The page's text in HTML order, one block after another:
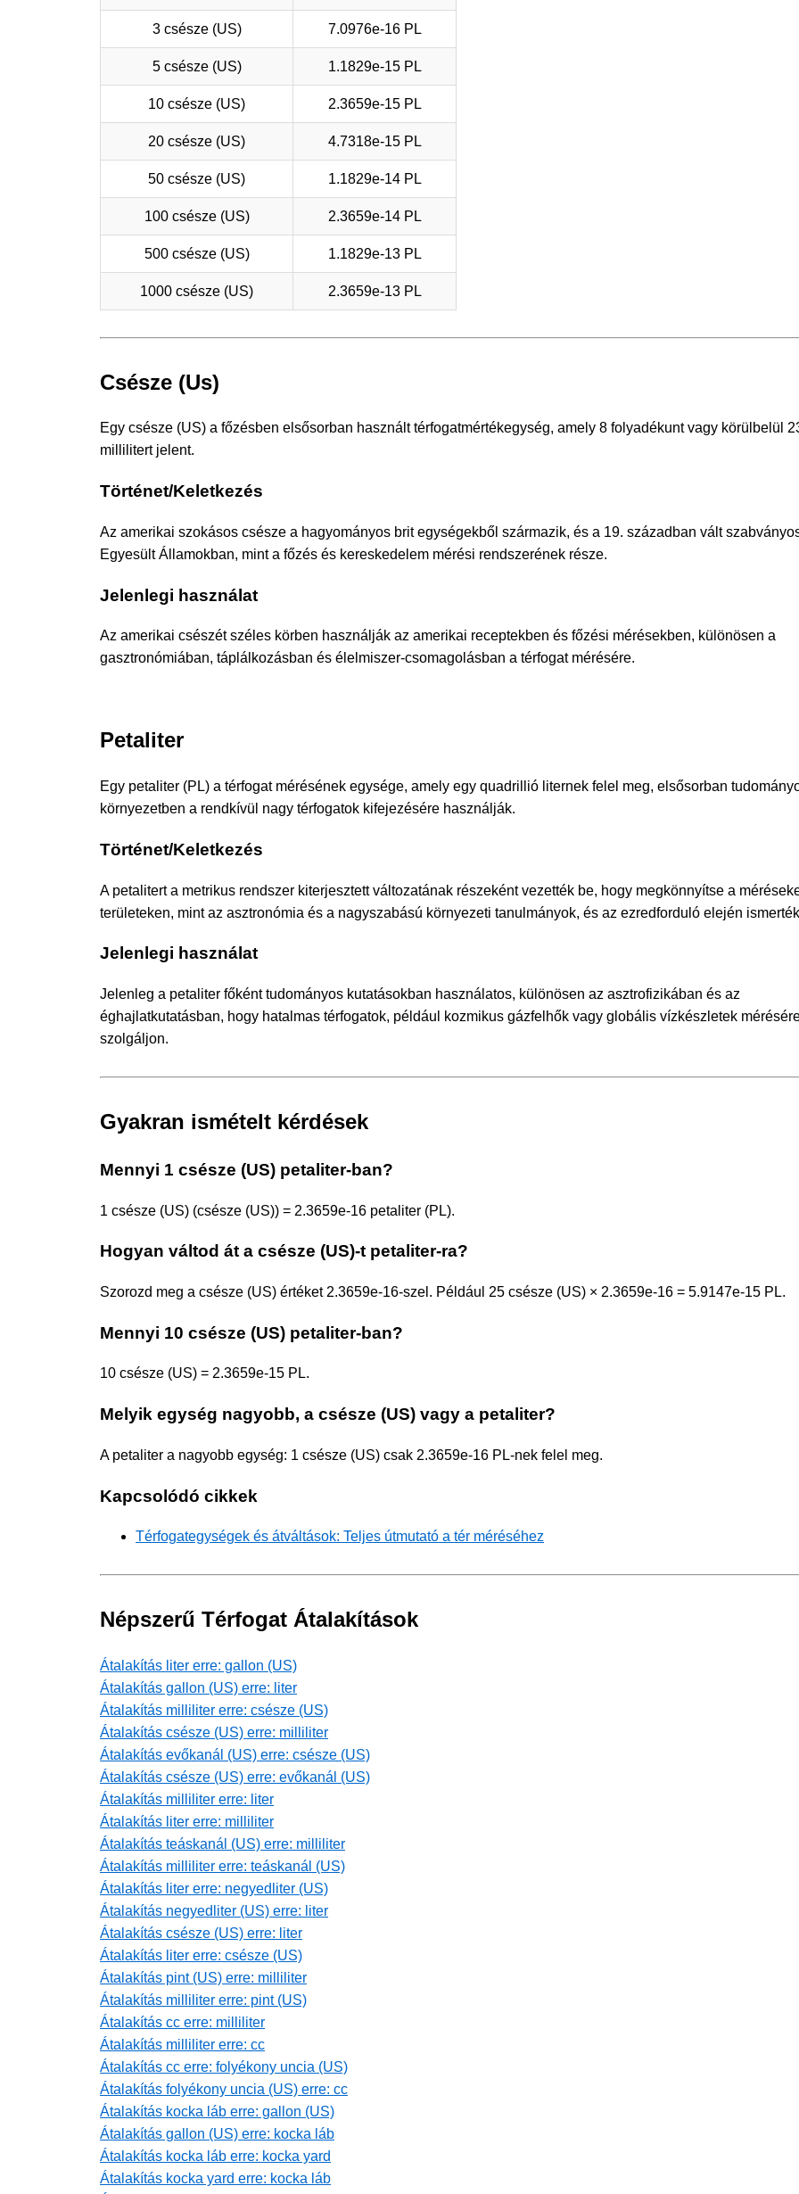
3 csésze (US) 7.0976e-16 PL
5 csésze (US) 1.1829e-15 PL
10 csésze (US) 2.3659e-15 PL
20 csésze (US) 4.7318e-15 PL
50 csésze (US) 1.1829e-14 PL
100 csésze (US) 2.3659e-14 PL
500 csésze (US) 1.1829e-13 PL
1000 csésze (US) 2.3659e-13 PL
Csésze (Us)
Egy csésze (US) a főzésben elsősorban használt térfogatmértékegység, amely 8 folyadékunt vagy körülbelül
millilitert jelent.
Történet/Keletkezés
Az amerikai szokásos csésze a hagyományos brit egységekből származik, és a 19. században vált
Egyesült Államokban, mint a főzés és kereskedelem mérési rendszerének része.
Jelenlegi használat
Az amerikai csészét széles körben használják az amerikai receptekben és főzési mérésekben, különösen a
gasztronómiában, táplálkozásban és élelmiszer-csomagolásban a térfogat mérésére.
Petaliter
Egy petaliter (PL) a térfogat mérésének egysége, amely egy quadrillió liternek felel meg, elsősorban
környezetben a rendkívül nagy térfogatok kifejezésére használják.
Történet/Keletkezés
A petalitert a metrikus rendszer kiterjesztett változatának részeként vezették be, hogy megkönnyítse a
területeken, mint az asztronómia és a nagyszabású környezeti tanulmányok, és az ezredforduló elején
Jelenlegi használat
Jelenleg a petaliter főként tudományos kutatásokban használatos, különösen az asztrofizikában és az
éghajlatkutatásban, hogy hatalmas térfogatok, például kozmikus gázfelhők vagy globális vízkészletek
szolgáljon.
Gyakran ismételt kérdések
Mennyi 1 csésze (US) petaliter-ban?
1 csésze (US) (csésze (US)) = 2.3659e-16 petaliter (PL).
Hogyan váltod át a csésze (US)-t petaliter-ra?
Szorozd meg a csésze (US) értéket 2.3659e-16-szel. Például 25 csésze (US) × 2.3659e-16 = 5.9147e-15 PL.
Mennyi 10 csésze (US) petaliter-ban?
10 csésze (US) = 2.3659e-15 PL.
Melyik egység nagyobb, a csésze (US) vagy a petaliter?
A petaliter a nagyobb egység: 1 csésze (US) csak 2.3659e-16 PL-nek felel meg.
Kapcsolódó cikkek
Térfogategységek és átváltások: Teljes útmutató a tér méréséhez
Népszerű Térfogat Átalakítások
Átalakítás liter erre: gallon (US)
Átalakítás gallon (US) erre: liter
Átalakítás milliliter erre: csésze (US)
Átalakítás csésze (US) erre: milliliter
Átalakítás evőkanál (US) erre: csésze (US)
Átalakítás csésze (US) erre: evőkanál (US)
Átalakítás milliliter erre: liter
Átalakítás liter erre: milliliter
Átalakítás teáskanál (US) erre: milliliter
Átalakítás milliliter erre: teáskanál (US)
Átalakítás liter erre: negyedliter (US)
Átalakítás negyedliter (US) erre: liter
Átalakítás csésze (US) erre: liter
Átalakítás liter erre: csésze (US)
Átalakítás pint (US) erre: milliliter
Átalakítás milliliter erre: pint (US)
Átalakítás cc erre: milliliter
Átalakítás milliliter erre: cc
Átalakítás cc erre: folyékony uncia (US)
Átalakítás folyékony uncia (US) erre: cc
Átalakítás kocka láb erre: gallon (US)
Átalakítás gallon (US) erre: kocka láb
Átalakítás kocka láb erre: kocka yard
Átalakítás kocka yard erre: kocka láb